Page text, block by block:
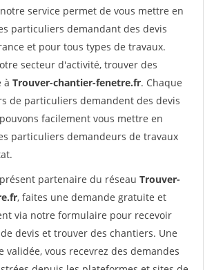
service permet de vous mettre en
particuliers demandant des devis
et pour tous types de travaux.
secteur d'activité, trouver des
à Trouver-chantier-fenetre.fr. Chaque
de particuliers demandent des devis
facilement vous mettre en
particuliers demandeurs de travaux
partenaire du réseau Trouver-
, faites une demande gratuite et
via notre formulaire pour recevoir
devis et trouver des chantiers. Une
validée, vous recevrez des demandes